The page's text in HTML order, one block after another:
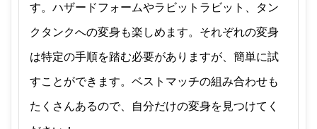
す。ハザードフォームやラビットラビット、タン
クタンクへの変身も楽しめます。それぞれの変身
は特定の手順を踏む必要がありますが、簡単に試
すことができます。ベストマッチの組み合わせも
たくさんあるので、自分だけの変身を見つけてく